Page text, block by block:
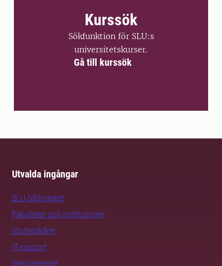
Kurssök
Sökfunktion för SLU:s
universitetskurser.
Gå till kurssök
Utvalda ingångar
SLU-biblioteket
Fakulteter och institutioner
Studentkårer
IT-support
Servicecenter